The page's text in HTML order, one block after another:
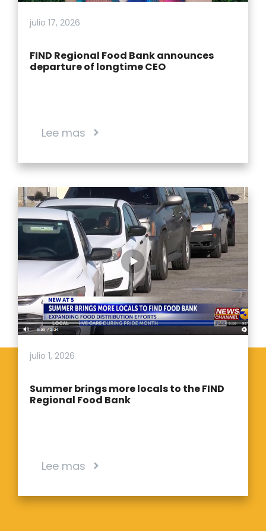
julio 17, 2026
FIND Regional Food Bank announces
departure of longtime CEO
Lee mas
julio 1, 2026
Summer brings more locals to the FIND
Regional Food Bank
Lee mas